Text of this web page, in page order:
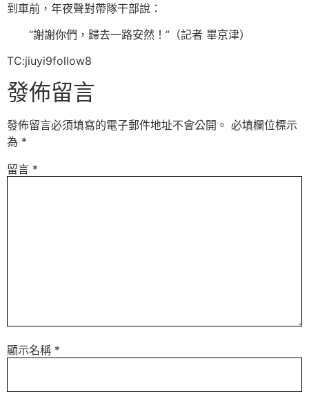
到車前，年夜聲對帶隊干部說：
“謝謝你們，歸去一路安然！”（記者 畢京津）
TC:jiuyi9follow8
發佈留言
發佈留言必須填寫的電子郵件地址不會公開。 必填欄位標示
為 *
留言 *
顯示名稱 *